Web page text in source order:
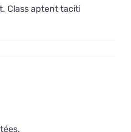
Class aptent taciti
.